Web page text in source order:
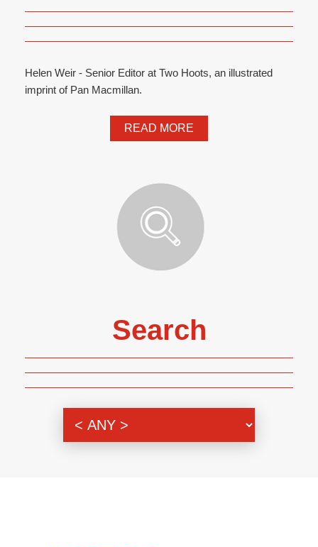
Helen Weir - Senior Editor at Two Hoots, an illustrated
imprint of Pan Macmillan.
READ MORE
Search